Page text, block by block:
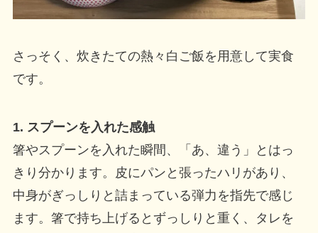
さっそく、炊きたての熱々白ご飯を用意して実食
です。
1. スプーンを入れた感触
箸やスプーンを入れた瞬間、「あ、違う」とはっ
きり分かります。皮にパンと張ったハリがあり、
中身がぎっしりと詰まっている弾力を指先で感じ
ます。箸で持ち上げるとずっしりと重く、タレを